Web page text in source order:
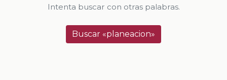
Intenta buscar con otras palabras.
Buscar «planeacion»